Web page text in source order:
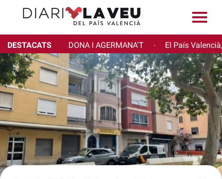
DESTACATS DONA I AGERMANA'T · El País